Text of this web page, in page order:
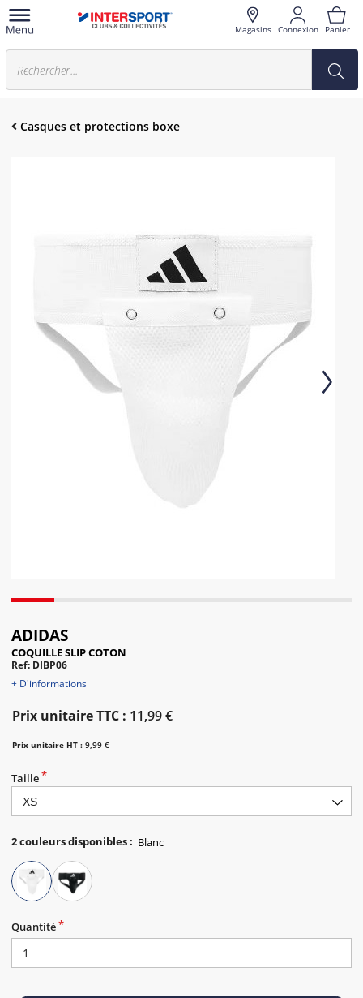
Magasins Connexion Panier
Casques et protections boxe
ADIDAS
COQUILLE SLIP COTON
Ref: DIBP06
+ D'informations
Prix unitaire TTC : 11,99 €
Prix unitaire HT : 9,99 €
Taille
2couleurs disponibles:
Quantité